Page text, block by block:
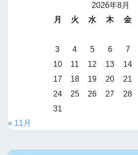
2026年8月
月
火 水 木 金
3
4 5 6 7
10
11 12 13 14
17
18 19 20 21
24
25 26 27 28
31
« 11月